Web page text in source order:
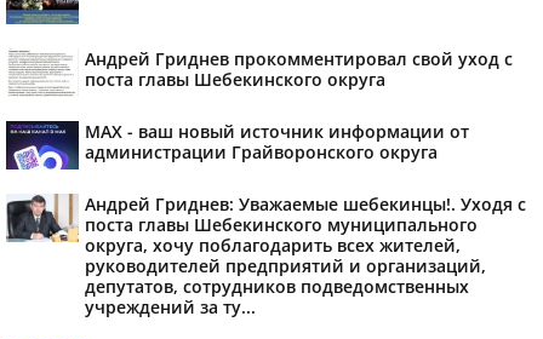
Андрей Гриднев прокомментировал свой уход с
поста главы Шебекинского округа
MAX - ваш новый источник информации от
администрации Грайворонского округа
Андрей Гриднев: Уважаемые шебекинцы!. Уходя с
поста главы Шебекинского муниципального
округа, хочу поблагодарить всех жителей,
руководителей предприятий и организаций,
депутатов, сотрудников подведомственных
учреждений за ту...